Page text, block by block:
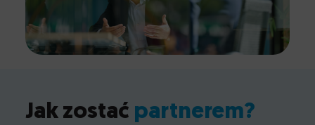
Jak zostać partnerem?